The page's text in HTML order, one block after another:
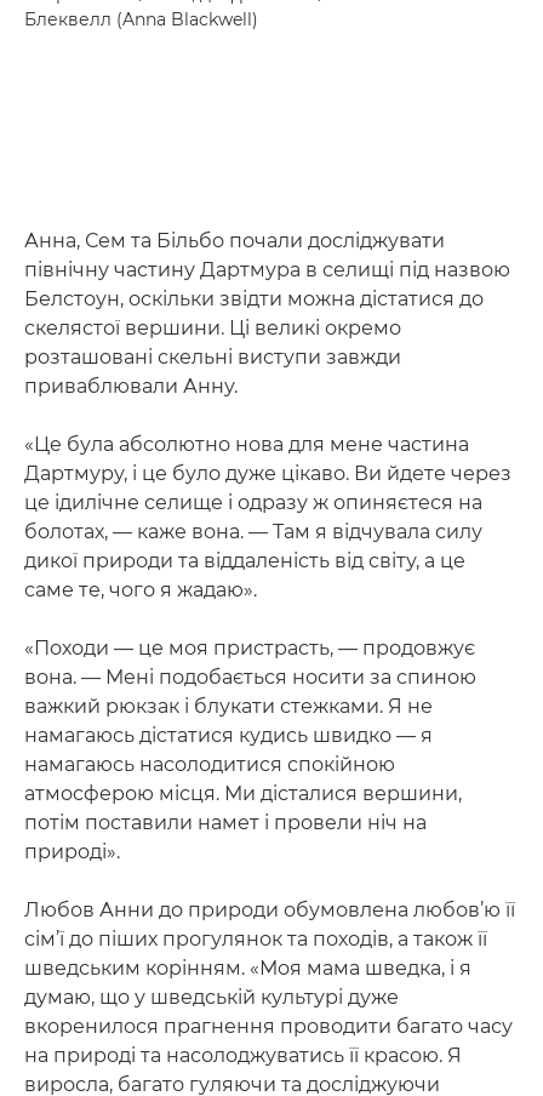
Блеквелл (Anna Blackwell)
Анна, Сем та Більбо почали досліджувати
північну частину Дартмура в селищі під назвою
Белстоун, оскільки звідти можна дістатися до
скелястої вершини. Ці великі окремо
розташовані скельні виступи завжди
приваблювали Анну.
«Це була абсолютно нова для мене частина
Дартмуру, і це було дуже цікаво. Ви йдете через
це ідилічне селище і одразу ж опиняєтеся на
болотах, — каже вона. — Там я відчувала силу
дикої природи та віддаленість від світу, а це
саме те, чого я жадаю».
«Походи — це моя пристрасть, — продовжує
вона. — Мені подобається носити за спиною
важкий рюкзак і блукати стежками. Я не
намагаюсь дістатися кудись швидко — я
намагаюсь насолодитися спокійною
атмосферою місця. Ми дісталися вершини,
потім поставили намет і провели ніч на
природі».
Любов Анни до природи обумовлена любов’ю її
сім’ї до піших прогулянок та походів, а також її
шведським корінням. «Моя мама шведка, і я
думаю, що у шведській культурі дуже
вкоренилося прагнення проводити багато часу
на природі та насолоджуватись її красою. Я
виросла, багато гуляючи та досліджуючи